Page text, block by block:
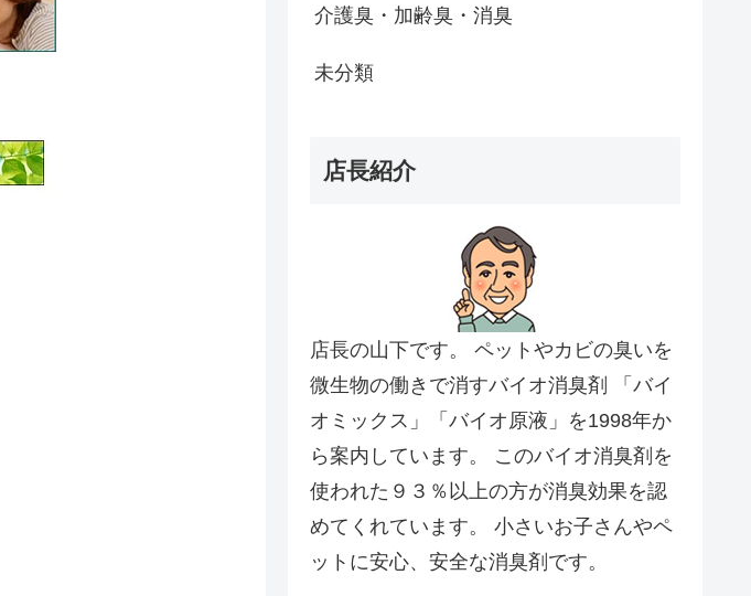
介護臭・加齢臭・消臭
未分類
店長紹介
店長の山下です。 ペットやカビの臭いを
微生物の働きで消すバイオ消臭剤 「バイ
オミックス」「バイオ原液」を1998年か
ら案内しています。 このバイオ消臭剤を
使われた９３％以上の方が消臭効果を認
めてくれています。 小さいお子さんやペ
ットに安心、安全な消臭剤です。